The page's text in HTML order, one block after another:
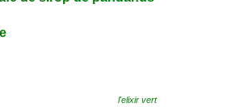
l'elixir vert